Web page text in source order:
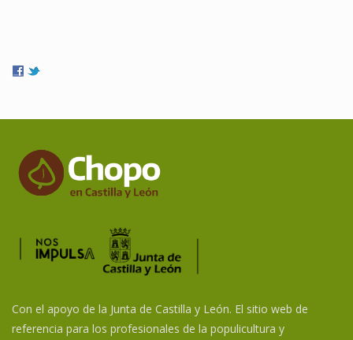
Con el apoyo de la Junta de Castilla y León. El sitio web de
referencia para los profesionales de la populicultura y